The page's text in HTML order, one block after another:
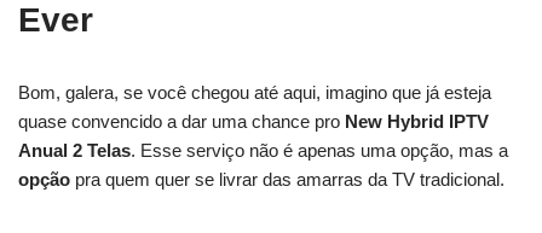
Ever
Bom, galera, se você chegou até aqui, imagino que já esteja
quase convencido a dar uma chance pro New Hybrid IPTV
Anual 2 Telas. Esse serviço não é apenas uma opção, mas a
opção pra quem quer se livrar das amarras da TV tradicional.